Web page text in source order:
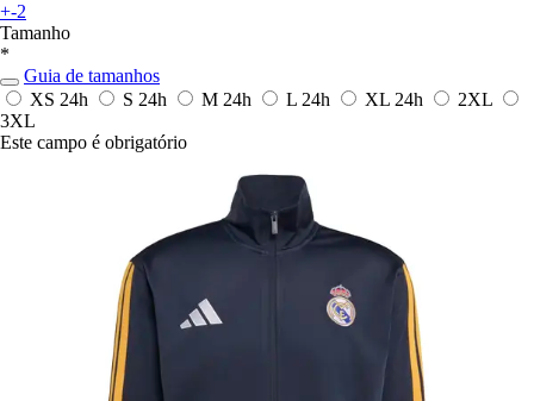
+-2
Tamanho
*
Guia de tamanhos
XS 24h S 24h M 24h L 24h XL 24h
2XL
3XL
Este campo é obrigatório